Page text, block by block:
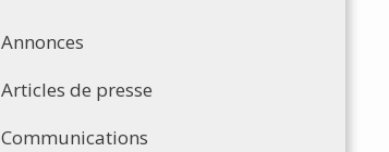
Annonces
Articles de presse
Communications